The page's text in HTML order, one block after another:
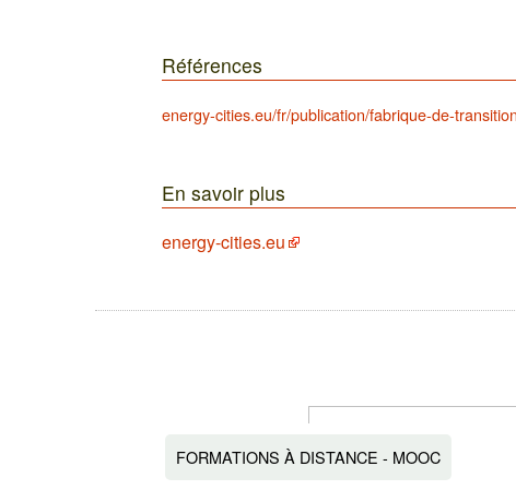
Références
energy-cities.eu/fr/publication/fabrique-de-
En savoir plus
energy-cities.eu
FORMATIONS À DISTANCE - MOOC